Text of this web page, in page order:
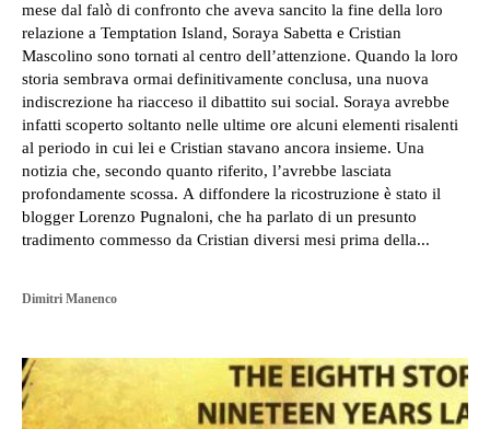
mese dal falò di confronto che aveva sancito la fine della loro
relazione a Temptation Island, Soraya Sabetta e Cristian
Mascolino sono tornati al centro dell’attenzione. Quando la loro
storia sembrava ormai definitivamente conclusa, una nuova
indiscrezione ha riacceso il dibattito sui social. Soraya avrebbe
infatti scoperto soltanto nelle ultime ore alcuni elementi risalenti
al periodo in cui lei e Cristian stavano ancora insieme. Una
notizia che, secondo quanto riferito, l’avrebbe lasciata
profondamente scossa. A diffondere la ricostruzione è stato il
blogger Lorenzo Pugnaloni, che ha parlato di un presunto
tradimento commesso da Cristian diversi mesi prima della...
Dimitri Manenco